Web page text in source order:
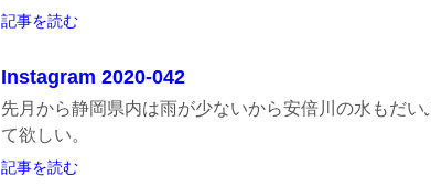
記事を読む
Instagram 2020-042
先月から静岡県内は雨が少ないから安倍川の水もだ
て欲しい。
記事を読む